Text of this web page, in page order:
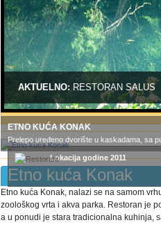
AKTUELNO:RESTORAN SALUS
Lokacija godine 2011
ETNO KUĆA KONAK
Prelepo uređeno dvorište u kaskadama, sa
Etno kuća Konak
Etno kuća Konak, nalazi se na samom
zoološkog vrta i akva parka. Restoran je
a u ponudi je stara tradicionalna kuhinja,